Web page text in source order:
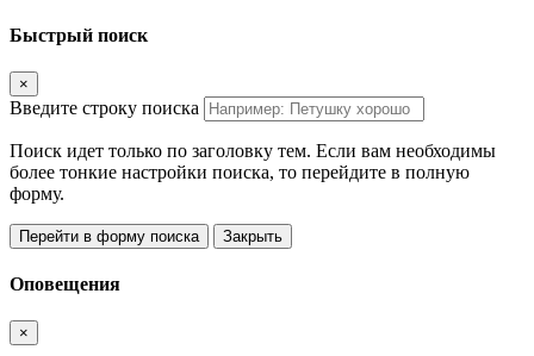
Быстрый поиск
×
Введите строку поиска
Поиск идет только по заголовку тем. Если вам необходимы
более тонкие настройки поиска, то перейдите в полную
форму.
Перейти в форму поиска Закрыть
Оповещения
×